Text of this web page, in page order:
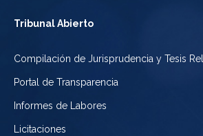
Tribunal Abierto
Compilación de Jurisprudencia y Tesis
Portal de Transparencia
Informes de Labores
Licitaciones